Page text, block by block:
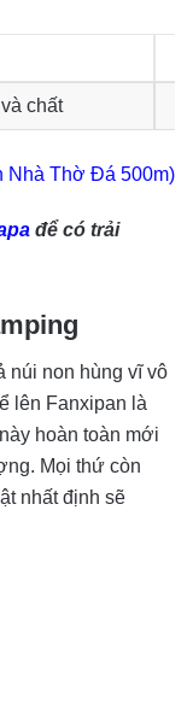
chất
Nhà Thờ Đá 500m)
để có trải
núi non hùng vĩ vô
lên Fanxipan là
hoàn toàn mới
Mọi thứ còn
nhất định sẽ